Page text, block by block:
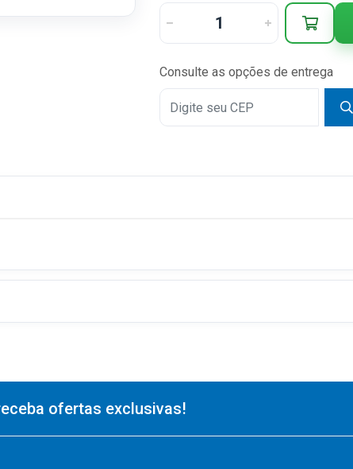
Consulte as opções de entrega
ofertas exclusivas!